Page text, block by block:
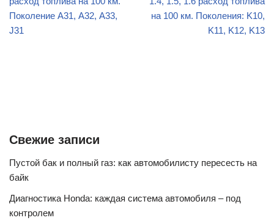
Поколение А31, А32, А33,
J31
на 100 км. Поколения: K10,
K11, K12, K13
Свежие записи
Пустой бак и полный газ: как автомобилисту пересесть на
байк
Диагностика Honda: каждая система автомобиля – под
контролем